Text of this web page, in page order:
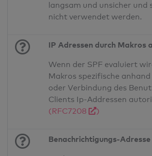
langsam und unsicher und
nicht verwendet werden.
IP Adressen durch Makros
Wenn der SPF evaluiert
Makros spezifische
oder Verbindung des
Clients Ip-Addressen
(RFC7208
)
Benachrichtigungs-Adresse